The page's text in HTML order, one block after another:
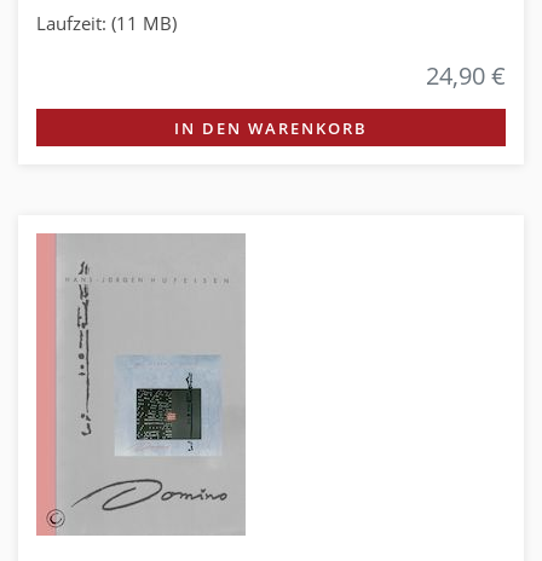
Laufzeit: (11 MB)
24,90 €
IN DEN WARENKORB